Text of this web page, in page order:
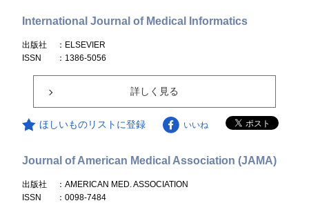
International Journal of Medical Informatics
出版社
：ELSEVIER
ISSN
：1386-5056
詳しく見る
ほしいものリストに登録 いいね
Journal of American Medical Association (JAMA)
出版社
：AMERICAN MED. ASSOCIATION
ISSN
：0098-7484